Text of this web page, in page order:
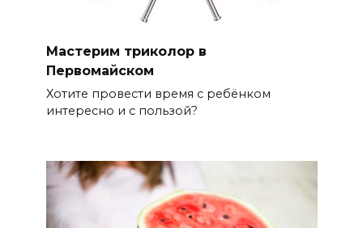
Мастерим триколор в
Первомайском
Хотите провести время с ребёнком
интересно и с пользой?